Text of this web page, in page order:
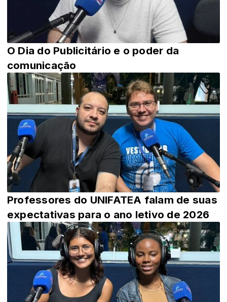
O Dia do Publicitário e o poder da
comunicação
Professores do UNIFATEA falam de suas
expectativas para o ano letivo de 2026